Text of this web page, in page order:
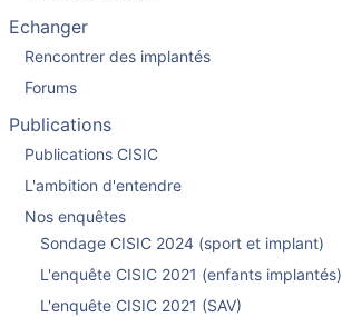
Echanger
Rencontrer des implantés
Forums
Publications
Publications CISIC
L'ambition d'entendre
Nos enquêtes
Sondage CISIC 2024 (sport et implant)
L'enquête CISIC 2021 (enfants implantés)
L'enquête CISIC 2021 (SAV)